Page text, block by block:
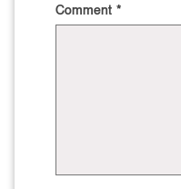
Comment *